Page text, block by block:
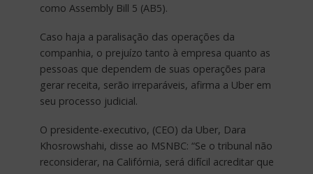
como Assembly Bill 5 (AB5).
Caso haja a paralisação das operações da
companhia, o prejuízo tanto à empresa quanto as
pessoas que dependem de suas operações para
gerar receita, serão irreparáveis, afirma a Uber em
seu processo judicial.
O presidente-executivo, (CEO) da Uber, Dara
Khosrowshahi, disse ao MSNBC: “Se o tribunal não
reconsiderar, na Califórnia, será difícil acreditar que